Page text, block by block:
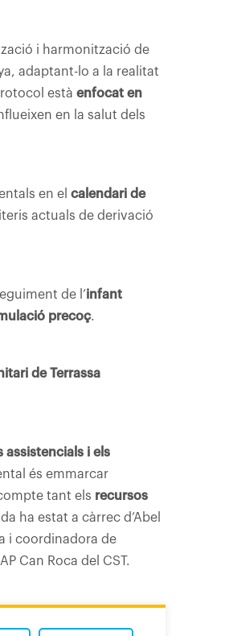
i harmonització de
adaptant-lo a la realitat
està enfocat en
en la salut dels
en el calendari de
actuals de derivació
de l’infant
precoç.
de Terrassa
assistencials i els
és emmarcar
tant els recursos
ha estat a càrrec d’Abel
i coordinadora de
Can Roca del CST.